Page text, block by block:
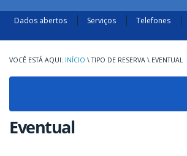
Dados abertos Serviços Telefones
INÍCIO \ TIPO DE RESERVA \ EVENTUAL
Eventual